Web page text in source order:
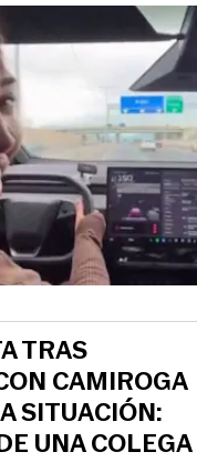
TRAS
CAMIROGA
SITUACIÓN:
UNA COLEGA